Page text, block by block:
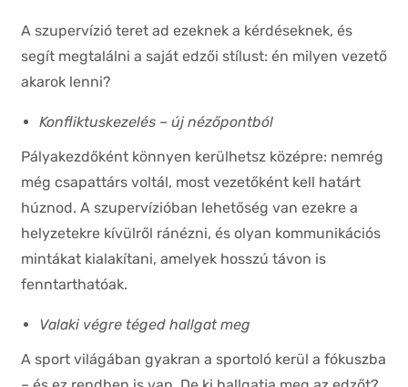
A szupervízió teret ad ezeknek a kérdéseknek, és
segít megtalálni a saját edzői stílust: én milyen vezető
akarok lenni?
Konfliktuskezelés – új nézőpontból
Pályakezdőként könnyen kerülhetsz középre: nemrég
még csapattárs voltál, most vezetőként kell határt
húznod. A szupervízióban lehetőség van ezekre a
helyzetekre kívülről ránézni, és olyan kommunikációs
mintákat kialakítani, amelyek hosszú távon is
fenntarthatóak.
Valaki végre téged hallgat meg
A sport világában gyakran a sportoló kerül a fókuszba